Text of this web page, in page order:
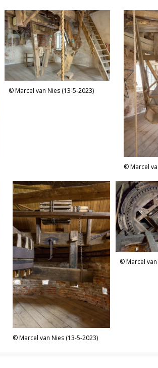
Marcel van Nies (13-5-2023)
Marcel
Marcel van Nies (13-5-2023)
Marcel